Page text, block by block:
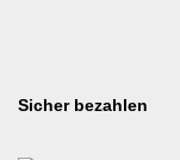
Sicher bezahlen